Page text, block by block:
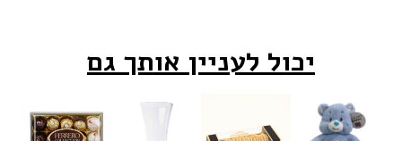
יכול לעניין אותך גם